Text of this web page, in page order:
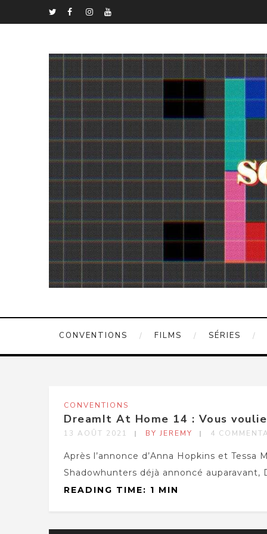
CONVENTIONS FILMS SÉRIES
CONVENTIONS
DreamIt At Home 14 : Vous
13 AOÛT 2021 BY JEREMY 4
Après l’annonce d’Anna Hopkins et
Shadowhunters déjà annoncé auparavant,
READING TIME: 1 MIN